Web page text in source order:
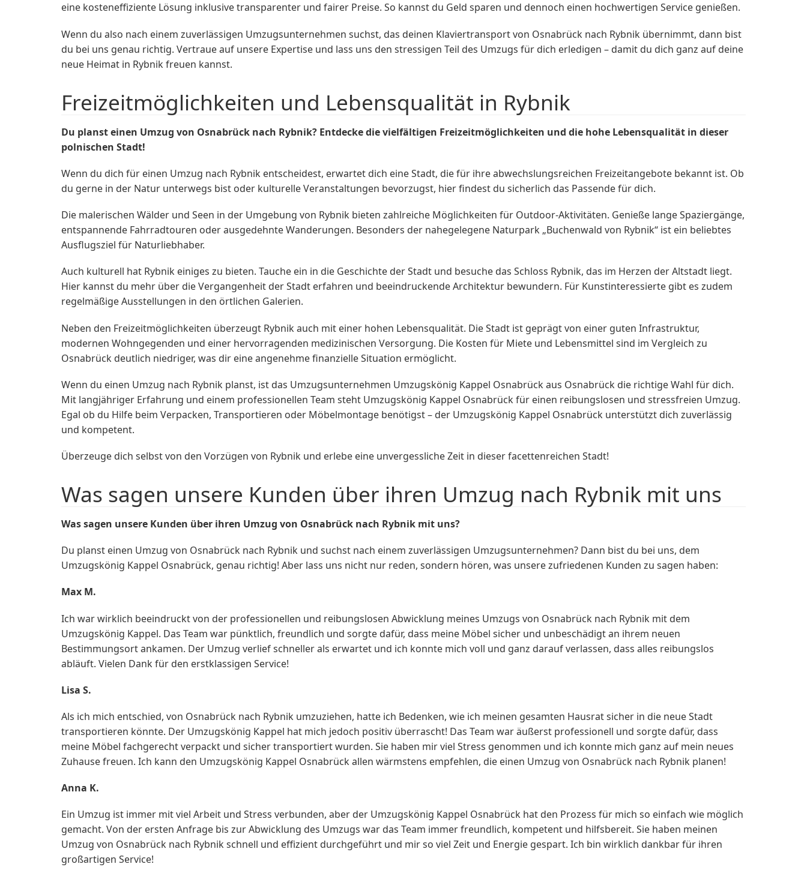
eine kosteneffiziente Lösung inklusive transparenter und fairer Preise. So kannst du Geld sparen und dennoch einen hochwertigen Service genießen.
Wenn du also nach einem zuverlässigen Umzugsunternehmen suchst, das deinen Klaviertransport von Osnabrück nach Rybnik übernimmt, dann bist
du bei uns genau richtig. Vertraue auf unsere Expertise und lass uns den stressigen Teil des Umzugs für dich erledigen – damit du dich ganz auf deine
neue Heimat in Rybnik freuen kannst.
Freizeitmöglichkeiten und Lebensqualität in Rybnik
Du planst einen Umzug von Osnabrück nach Rybnik? Entdecke die vielfältigen Freizeitmöglichkeiten und die hohe Lebensqualität in dieser
polnischen Stadt!
Wenn du dich für einen Umzug nach Rybnik entscheidest, erwartet dich eine Stadt, die für ihre abwechslungsreichen Freizeitangebote bekannt ist. Ob
du gerne in der Natur unterwegs bist oder kulturelle Veranstaltungen bevorzugst, hier findest du sicherlich das Passende für dich.
Die malerischen Wälder und Seen in der Umgebung von Rybnik bieten zahlreiche Möglichkeiten für Outdoor-Aktivitäten. Genieße lange Spaziergänge,
entspannende Fahrradtouren oder ausgedehnte Wanderungen. Besonders der nahegelegene Naturpark „Buchenwald von Rybnik“ ist ein beliebtes
Ausflugsziel für Naturliebhaber.
Auch kulturell hat Rybnik einiges zu bieten. Tauche ein in die Geschichte der Stadt und besuche das Schloss Rybnik, das im Herzen der Altstadt liegt.
Hier kannst du mehr über die Vergangenheit der Stadt erfahren und beeindruckende Architektur bewundern. Für Kunstinteressierte gibt es zudem
regelmäßige Ausstellungen in den örtlichen Galerien.
Neben den Freizeitmöglichkeiten überzeugt Rybnik auch mit einer hohen Lebensqualität. Die Stadt ist geprägt von einer guten Infrastruktur,
modernen Wohngegenden und einer hervorragenden medizinischen Versorgung. Die Kosten für Miete und Lebensmittel sind im Vergleich zu
Osnabrück deutlich niedriger, was dir eine angenehme finanzielle Situation ermöglicht.
Wenn du einen Umzug nach Rybnik planst, ist das Umzugsunternehmen Umzugskönig Kappel Osnabrück aus Osnabrück die richtige Wahl für dich.
Mit langjähriger Erfahrung und einem professionellen Team steht Umzugskönig Kappel Osnabrück für einen reibungslosen und stressfreien Umzug.
Egal ob du Hilfe beim Verpacken, Transportieren oder Möbelmontage benötigst – der Umzugskönig Kappel Osnabrück unterstützt dich zuverlässig
und kompetent.
Überzeuge dich selbst von den Vorzügen von Rybnik und erlebe eine unvergessliche Zeit in dieser facettenreichen Stadt!
Was sagen unsere Kunden über ihren Umzug nach Rybnik mit uns
Was sagen unsere Kunden über ihren Umzug von Osnabrück nach Rybnik mit uns?
Du planst einen Umzug von Osnabrück nach Rybnik und suchst nach einem zuverlässigen Umzugsunternehmen? Dann bist du bei uns, dem
Umzugskönig Kappel Osnabrück, genau richtig! Aber lass uns nicht nur reden, sondern hören, was unsere zufriedenen Kunden zu sagen haben:
Max M.
Ich war wirklich beeindruckt von der professionellen und reibungslosen Abwicklung meines Umzugs von Osnabrück nach Rybnik mit dem
Umzugskönig Kappel. Das Team war pünktlich, freundlich und sorgte dafür, dass meine Möbel sicher und unbeschädigt an ihrem neuen
Bestimmungsort ankamen. Der Umzug verlief schneller als erwartet und ich konnte mich voll und ganz darauf verlassen, dass alles reibungslos
abläuft. Vielen Dank für den erstklassigen Service!
Lisa S.
Als ich mich entschied, von Osnabrück nach Rybnik umzuziehen, hatte ich Bedenken, wie ich meinen gesamten Hausrat sicher in die neue Stadt
transportieren könnte. Der Umzugskönig Kappel hat mich jedoch positiv überrascht! Das Team war äußerst professionell und sorgte dafür, dass
meine Möbel fachgerecht verpackt und sicher transportiert wurden. Sie haben mir viel Stress genommen und ich konnte mich ganz auf mein neues
Zuhause freuen. Ich kann den Umzugskönig Kappel Osnabrück allen wärmstens empfehlen, die einen Umzug von Osnabrück nach Rybnik planen!
Anna K.
Ein Umzug ist immer mit viel Arbeit und Stress verbunden, aber der Umzugskönig Kappel Osnabrück hat den Prozess für mich so einfach wie möglich
gemacht. Von der ersten Anfrage bis zur Abwicklung des Umzugs war das Team immer freundlich, kompetent und hilfsbereit. Sie haben meinen
Umzug von Osnabrück nach Rybnik schnell und effizient durchgeführt und mir so viel Zeit und Energie gespart. Ich bin wirklich dankbar für ihren
großartigen Service!